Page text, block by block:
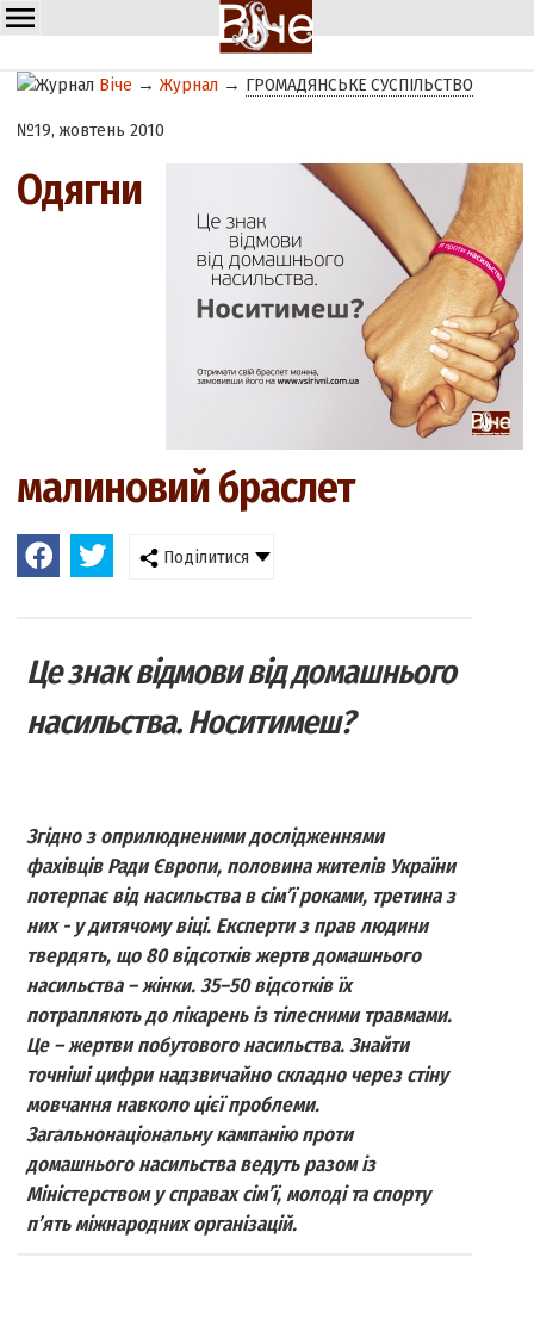
Віче →Журнал → ГРОМАДЯНСЬКЕ СУСПІЛЬСТВО
№19, жовтень 2010
Одягни
малиновий браслет
Поділитися
Це знак відмови від домашнього
насильства. Носитимеш?
Згідно з оприлюдненими дослідженнями
фахівців Ради Європи, половина жителів України
потерпає від насильства в сім’ї роками, третина з
них - у дитячому віці. Експерти з прав людини
твердять, що 80 відсотків жертв домашнього
насильства – жінки. 35–50 відсотків їх
потрапляють до лікарень із тілесними травмами.
Це – жертви побутового насильства. Знайти
точніші цифри надзвичайно складно через стіну
мовчання навколо цієї проблеми.
Загальнонаціональну кампанію проти
домашнього насильства ведуть разом із
Міністерством у справах сім’ї, молоді та спорту
п’ять міжнародних організацій.